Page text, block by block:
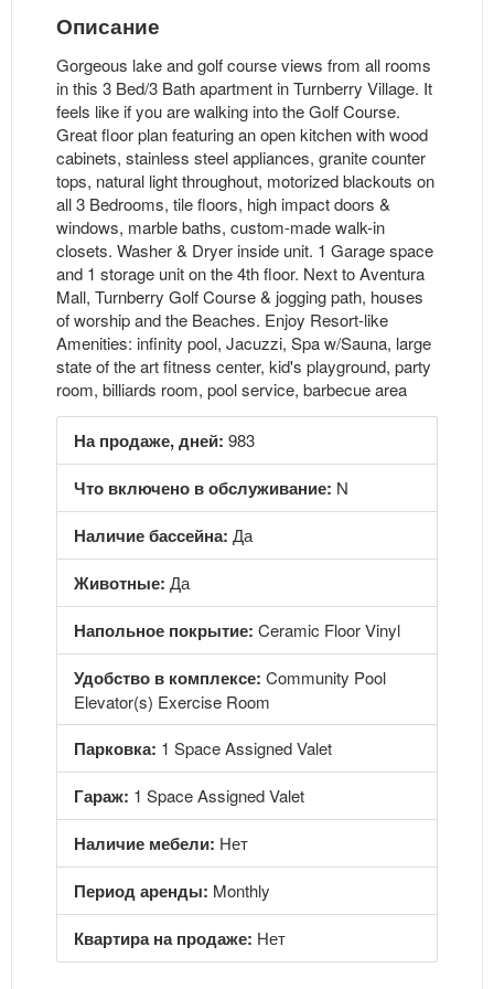
Описание
Gorgeous lake and golf course views from all rooms
in this 3 Bed/3 Bath apartment in Turnberry Village. It
feels like if you are walking into the Golf Course.
Great floor plan featuring an open kitchen with wood
cabinets, stainless steel appliances, granite counter
tops, natural light throughout, motorized blackouts on
all 3 Bedrooms, tile floors, high impact doors &
windows, marble baths, custom-made walk-in
closets. Washer & Dryer inside unit. 1 Garage space
and 1 storage unit on the 4th floor. Next to Aventura
Mall, Turnberry Golf Course & jogging path, houses
of worship and the Beaches. Enjoy Resort-like
Amenities: infinity pool, Jacuzzi, Spa w/Sauna, large
state of the art fitness center, kid's playground, party
room, billiards room, pool service, barbecue area
На продаже, дней: 983
Что включено в обслуживание: N
Наличие бассейна: Да
Животные: Да
Напольное покрытие: Ceramic Floor Vinyl
Удобство в комплексе: Community Pool
Elevator(s) Exercise Room
Парковка: 1 Space Assigned Valet
Гараж: 1 Space Assigned Valet
Наличие мебели: Нет
Период аренды: Monthly
Квартира на продаже: Нет